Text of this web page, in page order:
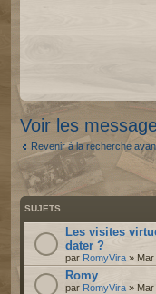
Voir les
Revenir à la recherche
SUJETS
Les visites
dater ?
par RomyVira » Mar
Romy
par RomyVira » Mar